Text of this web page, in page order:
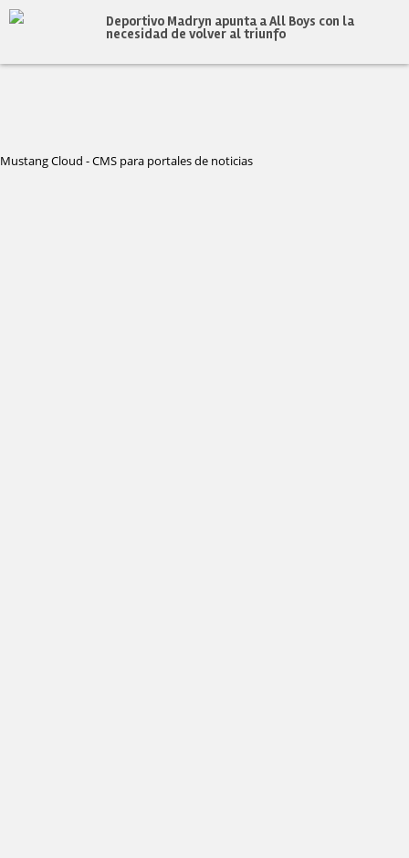
Deportivo Madryn apunta a All Boys con la
necesidad de volver al triunfo
Mustang Cloud - CMS para portales de noticias